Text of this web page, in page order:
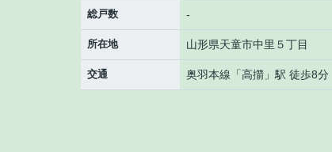
総戸数 -
所在地 山形県天童市中里 ５丁目
交通 奥羽本線 「高擶 」駅 徒歩8分